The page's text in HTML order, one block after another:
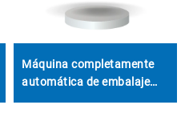
Máquina completamente
automática de embalaje